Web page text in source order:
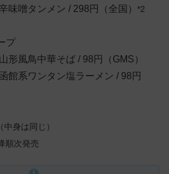
味噌タンメン / 298円（全国） *2
プ
形風鳥中華そば / 98円（GMS）
館系ワンタン塩ラーメン / 98円
身は同じ）
順次発売